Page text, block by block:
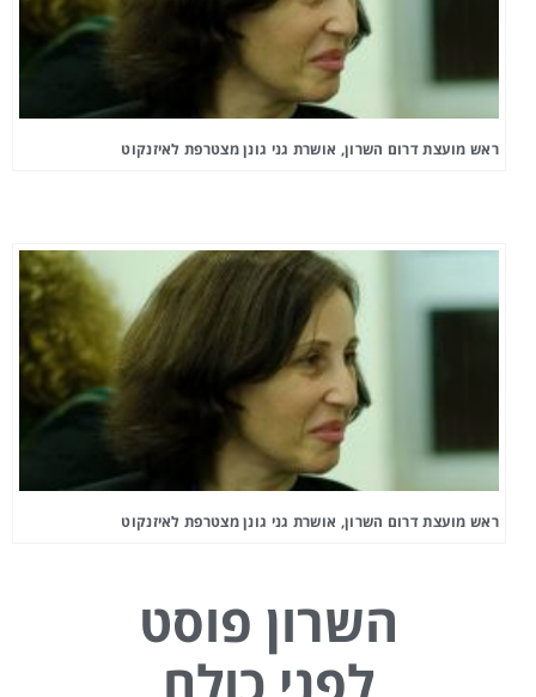
ראש מועצת דרום השרון, אושרת גני גונן מצטרפת לאיזנקוט
ראש מועצת דרום השרון, אושרת גני גונן מצטרפת לאיזנקוט
השרון פוסט